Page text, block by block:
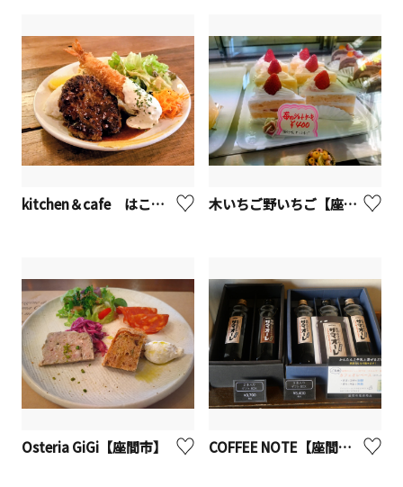
kitchen＆cafe はこねの森【座間市】 木いちご野いちご【座間市】
Osteria GiGi【座間市】 COFFEE NOTE【座間市】